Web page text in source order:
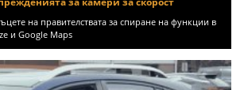
на правителствата за спиране на функции в
и Google Maps